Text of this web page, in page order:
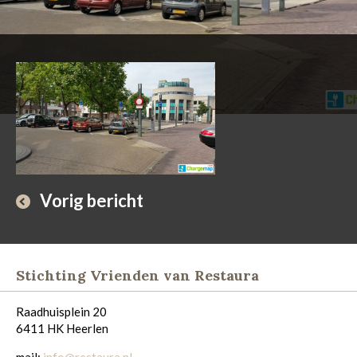
Vorig bericht
Stichting Vrienden van Restaura
Raadhuisplein 20
6411 HK Heerlen